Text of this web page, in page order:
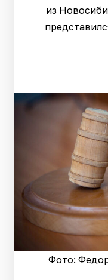
из
Фото: